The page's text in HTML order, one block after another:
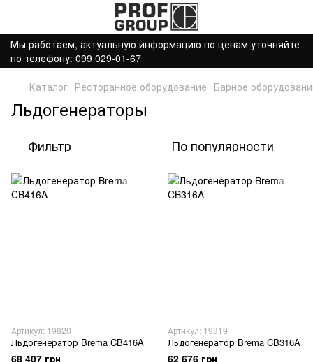
Мы работаем, актуальную информацию по ценам уточняйте
по телефону: 099 029-01-67
Каталог Ресторанное оборудование Барное
Льдогенераторы
Фильтр По популярности
Артикул: 19820
Льдогенератор Brema CB416A
68 407 грн
Артикул: 19819
Льдогенератор Brema CB316A
62 676 грн